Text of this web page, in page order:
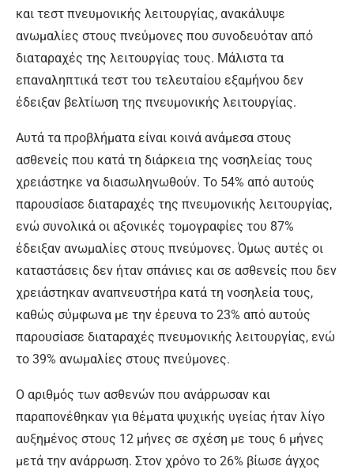
και τεστ πνευμονικής λειτουργίας, ανακάλυψε
ανωμαλίες στους πνεύμονες που συνοδευόταν από
διαταραχές της λειτουργίας τους. Μάλιστα τα
επαναληπτικά τεστ του τελευταίου εξαμήνου δεν
έδειξαν βελτίωση της πνευμονικής λειτουργίας.
Αυτά τα προβλήματα είναι κοινά ανάμεσα στους
ασθενείς που κατά τη διάρκεια της νοσηλείας τους
χρειάστηκε να διασωληνωθούν. Το 54% από αυτούς
παρουσίασε διαταραχές της πνευμονικής λειτουργίας,
ενώ συνολικά οι αξονικές τομογραφίες του 87%
έδειξαν ανωμαλίες στους πνεύμονες. Όμως αυτές οι
καταστάσεις δεν ήταν σπάνιες και σε ασθενείς που δεν
χρειάστηκαν αναπνευστήρα κατά τη νοσηλεία τους,
καθώς σύμφωνα με την έρευνα το 23% από αυτούς
παρουσίασε διαταραχές πνευμονικής λειτουργίας, ενώ
το 39% ανωμαλίες στους πνεύμονες.
Ο αριθμός των ασθενών που ανάρρωσαν και
παραπονέθηκαν για θέματα ψυχικής υγείας ήταν λίγο
αυξημένος στους 12 μήνες σε σχέση με τους 6 μήνες
μετά την ανάρρωση. Στον χρόνο το 26% βίωσε άγχος